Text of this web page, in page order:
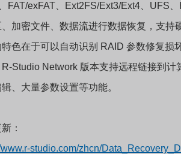
FAT/exFAT、Ext2FS/Ext3/Ext4、UFS
、加密文件、数据流进行数据恢复，支
色在于可以自动识别 RAID 参数修复损
R-Studio Network 版本支持远程链接到
、大量参数设置等功能。
：
www.r-studio.com/zhcn/